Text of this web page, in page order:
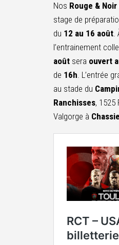
Nos Rouge & Noir
stage de
du 12 au 16 août.
l’entrainement
août sera ouvert
de 16h. L’entrée
au stade du
Ranchisses, 1525
Valgorge à